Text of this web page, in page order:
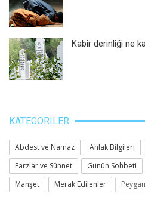
Kabir derinliği ne
KATEGORILER
Abdest ve Namaz Ahlak Bilgileri
Farzlar ve Sünnet
Günün Sohbeti
Manşet
Merak Edilenler